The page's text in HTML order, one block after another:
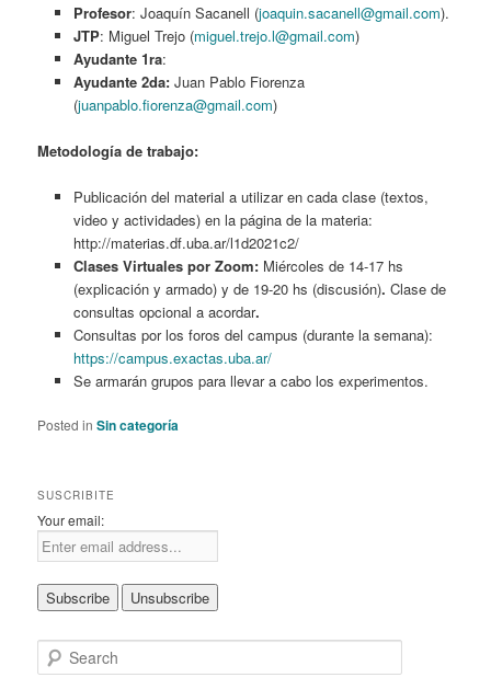
Profesor: Joaquín Sacanell (joaquin.sacanell@gmail.com).
JTP: Miguel Trejo (miguel.trejo.l@gmail.com)
Ayudante 1ra:
Ayudante 2da: Juan Pablo Fiorenza
(juanpablo.fiorenza@gmail.com)
Metodología de trabajo:
Publicación del material a utilizar en cada clase (textos,
video y actividades) en la página de la materia:
http://materias.df.uba.ar/l1d2021c2/
Clases Virtuales por Zoom: Miércoles de 14-17 hs
(explicación y armado) y de 19-20 hs (discusión). Clase de
consultas opcional a acordar.
Consultas por los foros del campus (durante la semana):
https://campus.exactas.uba.ar/
Se armarán grupos para llevar a cabo los experimentos.
Posted in Sin categoría
SUSCRIBITE
Your email:
e